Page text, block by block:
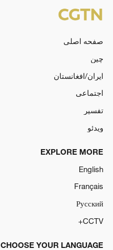
صفحه اصلی
چین
ایران/افغانستان
اجتماعی
تفسیر
ویدئو
EXPLORE MORE
English
Français
Русский
CCTV+
CHOOSE YOUR LANGUAGE